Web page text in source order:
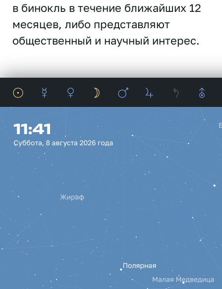
в бинокль в течение ближайших 12
месяцев, либо представляют
общественный и научный интерес.